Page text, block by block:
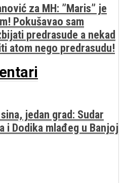
za MH: ”Maris” je
Pokušavao sam
predrasude a nekad
atom nego predrasudu!
jedan grad: Sudar
i Dodika mlađeg u Banjoj